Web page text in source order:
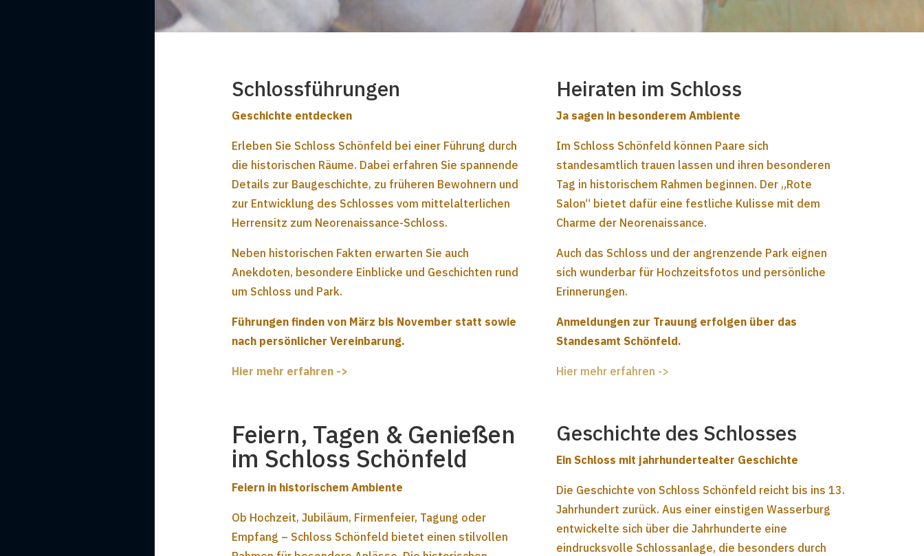
Schlossführungen
Geschichte entdecken
Erleben Sie Schloss Schönfeld bei einer Führung durch
die historischen Räume. Dabei erfahren Sie spannende
Details zur Baugeschichte, zu früheren Bewohnern und
zur Entwicklung des Schlosses vom mittelalterlichen
Herrensitz zum Neorenaissance-Schloss.
Neben historischen Fakten erwarten Sie auch
Anekdoten, besondere Einblicke und Geschichten rund
um Schloss und Park.
Führungen finden von März bis November statt sowie
nach persönlicher Vereinbarung.
Hier mehr erfahren ->
Heiraten im Schloss
Ja sagen in besonderem Ambiente
Im Schloss Schönfeld können Paare sich
standesamtlich trauen lassen und ihren besonderen
Tag in historischem Rahmen beginnen. Der „Rote
Salon“ bietet dafür eine festliche Kulisse mit dem
Charme der Neorenaissance.
Auch das Schloss und der angrenzende Park eignen
sich wunderbar für Hochzeitsfotos und persönliche
Erinnerungen.
Anmeldungen zur Trauung erfolgen über das
Standesamt Schönfeld.
Hier mehr erfahren ->
Feiern, Tagen & Genießen
im Schloss Schönfeld
Feiern in historischem Ambiente
Ob Hochzeit, Jubiläum, Firmenfeier, Tagung oder
Empfang – Schloss Schönfeld bietet einen stilvollen
Geschichte des Schlosses
Ein Schloss mit jahrhundertealter Geschichte
Die Geschichte von Schloss Schönfeld reicht bis ins 13.
Jahrhundert zurück. Aus einer einstigen Wasserburg
entwickelte sich über die Jahrhunderte eine
eindrucksvolle Schlossanlage, die besonders durch